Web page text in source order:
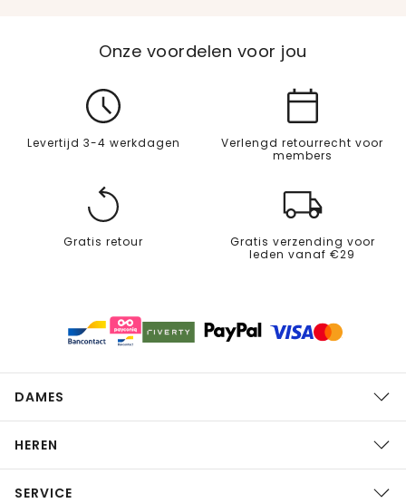
Onze voordelen voor jou
Levertijd 3-4 werkdagen
Verlengd retourrecht voor
members
Gratis retour
Gratis verzending voor
leden vanaf €29
DAMES
HEREN
SERVICE